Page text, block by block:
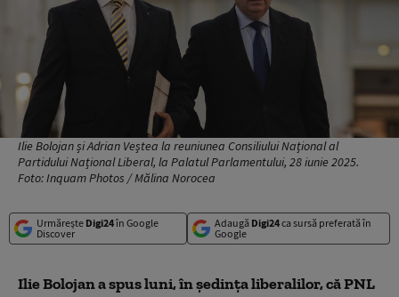
Ilie Bolojan și Adrian Veștea la reuniunea Consiliului Național al
Partidului Național Liberal, la Palatul Parlamentului, 28 iunie 2025.
Foto: Inquam Photos / Mălina Norocea
Urmărește Digi24în Google
Discover
Adaugă Digi24ca sursă preferată în
Google
Ilie Bolojan a spus luni, în ședința liberalilor, că PNL